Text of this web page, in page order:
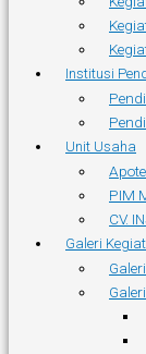
Institusi
Unit Usaha
PIM
CV.
Galeri